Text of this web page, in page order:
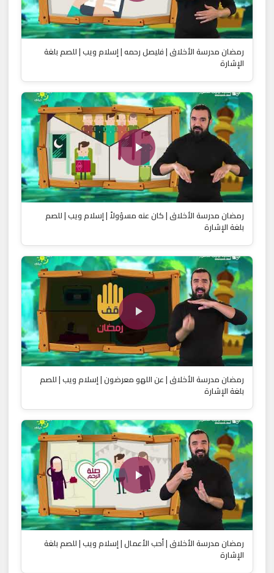
رمضان مدرسة الأخلاق | فليصل رحمه | إسلام ويب | للصم بلغة
الإشارة
رمضان مدرسة الأخلاق | كان عنه مسؤولاً | إسلام ويب | للصم
بلغة الإشارة
رمضان مدرسة الأخلاق | عن اللهو معرضون | إسلام ويب | للصم
بلغة الإشارة
رمضان مدرسة الأخلاق | أحب الأعمال | إسلام ويب | للصم بلغة
الإشارة